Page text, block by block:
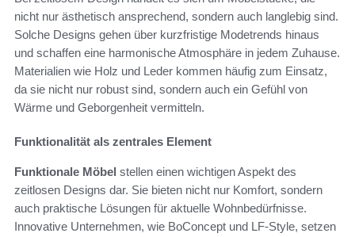
nicht nur ästhetisch ansprechend, sondern auch langlebig sind.
Solche Designs gehen über kurzfristige Modetrends hinaus
und schaffen eine harmonische Atmosphäre in jedem Zuhause.
Materialien wie Holz und Leder kommen häufig zum Einsatz,
da sie nicht nur robust sind, sondern auch ein Gefühl von
Wärme und Geborgenheit vermitteln.
Funktionalität als zentrales Element
Funktionale Möbel stellen einen wichtigen Aspekt des
zeitlosen Designs dar. Sie bieten nicht nur Komfort, sondern
auch praktische Lösungen für aktuelle Wohnbedürfnisse.
Innovative Unternehmen, wie BoConcept und LF-Style, setzen